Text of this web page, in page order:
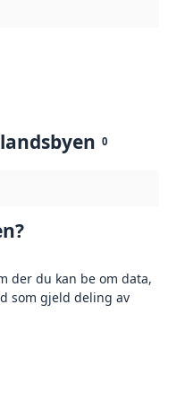
0
der du kan be om data,
som gjeld deling av